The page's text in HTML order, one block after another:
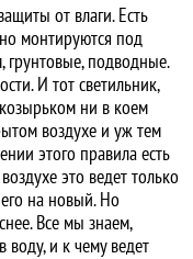
от влаги. Есть
монтируются под
подводные.
И тот светильник,
ни в коем
воздухе и уж тем
этого правила есть
это ведет только
на новый. Но
Все мы знаем,
воду, и к чему ведет